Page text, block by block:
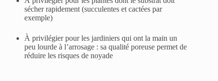
sécher rapidement (succulentes et cactées par
exemple)
À privilégier pour les jardiniers qui ont la main un
peu lourde à l’arrosage : sa qualité poreuse permet de
réduire les risques de noyade